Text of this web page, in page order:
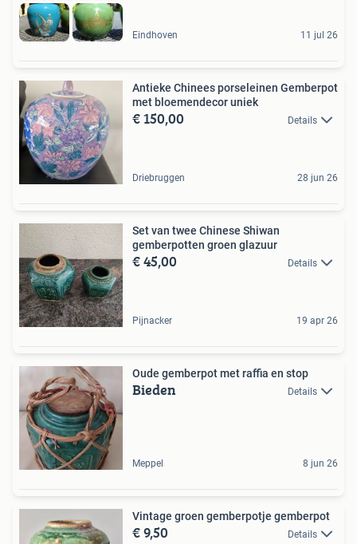
Eindhoven 11 jul 26
Antieke Chinees porseleinen Gemberpot
met bloemendecor uniek
€ 150,00 Details
Driebruggen 28 jun 26
Set van twee Chinese Shiwan
gemberpotten groen glazuur
€ 45,00 Details
Pijnacker 19 apr 26
Oude gemberpot met raffia en stop
Bieden Details
Meppel 8 jun 26
Vintage groen gemberpotje gemberpot
€ 9,50 Details